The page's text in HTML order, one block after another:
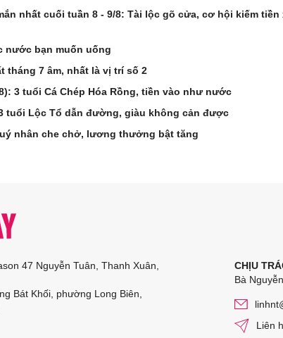
nhất cuối tuần 8 - 9/8: Tài lộc gõ cửa, cơ hội kiếm tiền
nước bạn muốn uống
tháng 7 âm, nhất là vị trí số 2
3 tuổi Cá Chép Hóa Rồng, tiền vào như nước
tuổi Lộc Tổ dẫn đường, giàu không cản được
nhân che chở, lương thưởng bật tăng
47 Nguyễn Tuân, Thanh Xuân,
Bát Khối, phường Long Biên,
CHỊU
Bà
Liên